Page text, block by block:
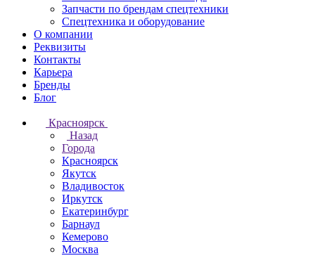
Запчасти по брендам спецтехники
Спецтехника и оборудование
О компании
Реквизиты
Контакты
Карьера
Бренды
Блог
Красноярск
Назад
Города
Красноярск
Якутск
Владивосток
Иркутск
Екатеринбург
Барнаул
Кемерово
Москва